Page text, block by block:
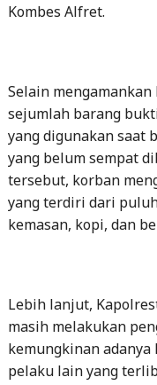
Kombes Alfret.
Selain
sejumlah barang
yang digunakan saat
yang belum sempat
tersebut, korban
yang terdiri dari
kemasan, kopi, dan
Lebih lanjut,
masih melakukan
kemungkinan
pelaku lain yang